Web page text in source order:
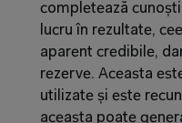
completează
lucru în rezultate,
aparent credibile,
rezerve. Aceasta
utilizate și este
aceasta poate